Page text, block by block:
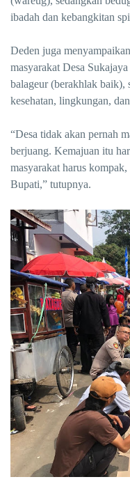
ibadah dan kebangkitan
Deden juga
masyarakat Desa
balageur (berakhlak baik),
kesehatan, lingkungan,
“Desa tidak akan pernah
berjuang. Kemajuan itu
masyarakat harus
Bupati,” tutupnya.